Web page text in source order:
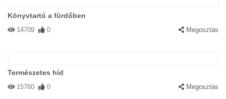
Könyvtartó a fürdőben
14709 0 Megosztás
Természetes híd
15760 0 Megosztás